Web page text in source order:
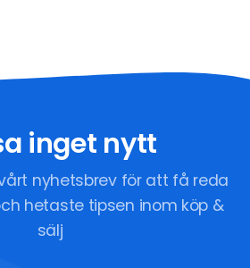
inget nytt
nyhetsbrev för att få reda
hetaste tipsen inom köp &
sälj